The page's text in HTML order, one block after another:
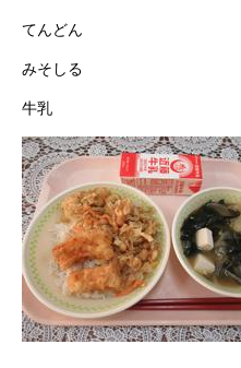
てんどん
みそしる
牛乳